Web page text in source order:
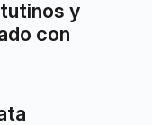
y
con